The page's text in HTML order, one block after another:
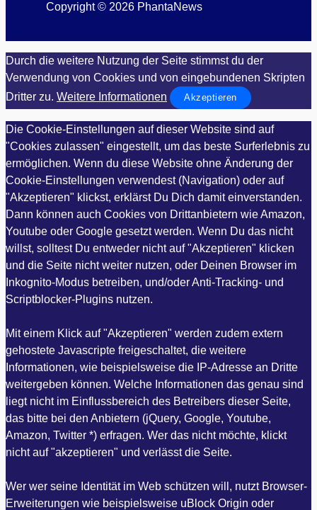
Copyright © 2026 PhantaNews
Durch die weitere Nutzung der Seite stimmst du der
Verwendung von Cookies und von eingebundenen Skripten
Dritter zu. Weitere Informationen Akzeptieren
Die Cookie-Einstellungen auf dieser Website sind auf
"Cookies zulassen" eingestellt, um das beste Surferlebnis zu
ermöglichen. Wenn du diese Website ohne Änderung der
Cookie-Einstellungen verwendest (Navigation) oder auf
"Akzeptieren" klickst, erklärst Du Dich damit einverstanden.
Dann können auch Cookies von Drittanbietern wie Amazon,
Youtube oder Google gesetzt werden. Wenn Du das nicht
willst, solltest Du entweder nicht auf "Akzeptieren" klicken
und die Seite nicht weiter nutzen, oder Deinen Browser im
Inkognito-Modus betreiben, und/oder Anti-Tracking- und
Scriptblocker-Plugins nutzen.
Mit einem Klick auf "Akzeptieren" werden zudem extern
gehostete Javascripte freigeschaltet, die weitere
Informationen, wie beispielsweise die IP-Adresse an Dritte
weitergeben können. Welche Informationen das genau sind
liegt nicht im Einflussbereich des Betreibers dieser Seite,
das bitte bei den Anbietern (jQuery, Google, Youtube,
Amazon, Twitter *) erfragen. Wer das nicht möchte, klickt
nicht auf "akzeptieren" und verlässt die Seite.
Wer wer seine Identität im Web schützen will, nutzt Browser-
Erweiterungen wie beispielsweise uBlock Origin oder